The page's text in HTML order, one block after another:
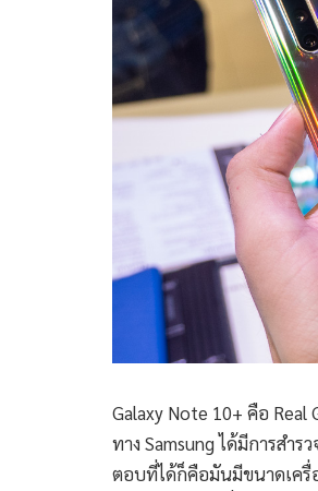
Galaxy Note 10+ คือ Real
ทาง Samsung ได้มีการสำ
ตอบที่ได้ก็คือมันมีขนาดเครื่